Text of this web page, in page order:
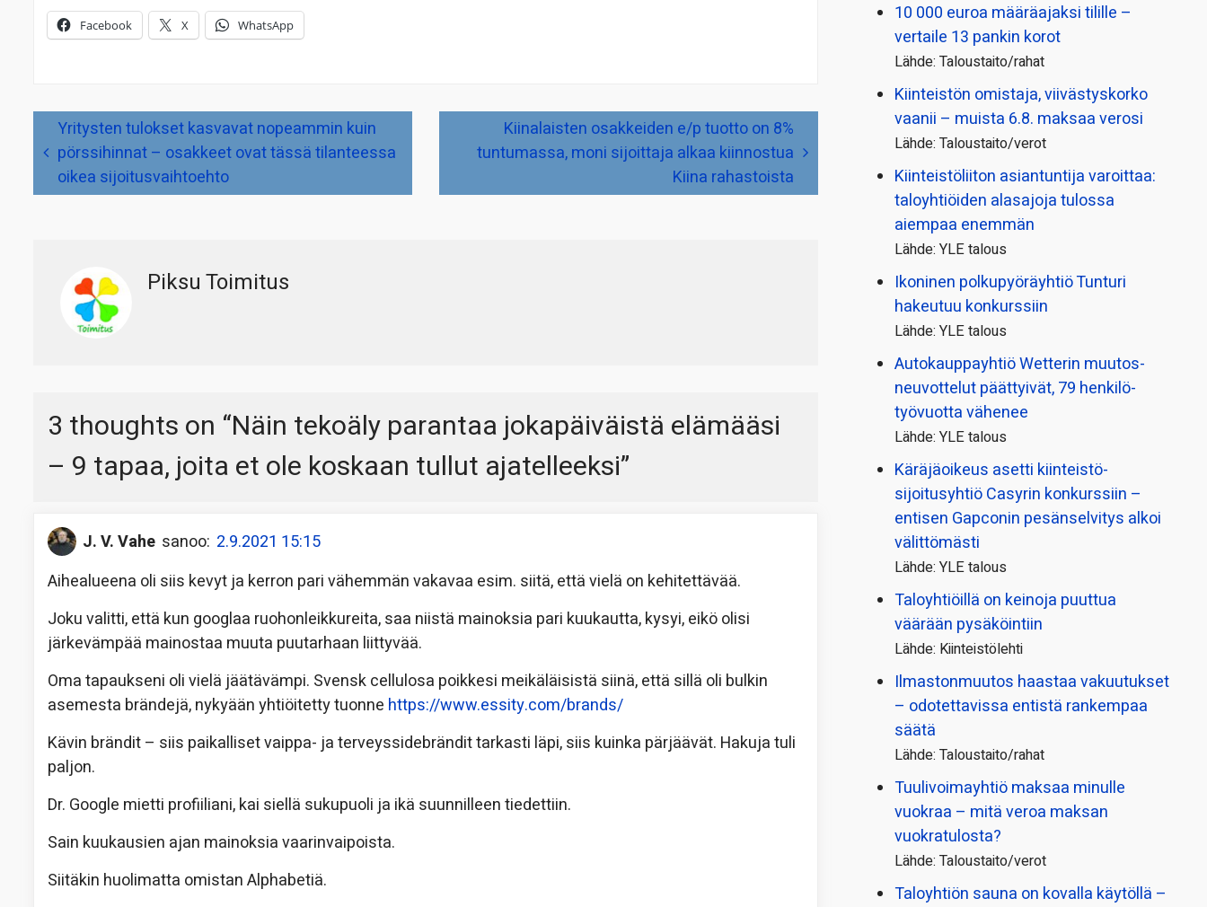
Facebook X WhatsApp
Artikkelien
selausYritysten tulokset kasvavat nopeammin kuin
pörssihinnat – osakkeet ovat tässä tilanteessa
oikea sijoitusvaihtoehto
Kiinalaisten osakkeiden e/p tuotto on 8%
tuntumassa, moni sijoittaja alkaa kiinnostua
Kiina rahastoista
Piksu Toimitus
3 thoughts on “Näin tekoäly parantaa jokapäiväistä elämääsi
– 9 tapaa, joita et ole koskaan tullut ajatelleeksi”
J. V. Vahe sanoo: 2.9.2021 15:15
Aihealueena oli siis kevyt ja kerron pari vähemmän vakavaa esim. siitä, että vielä on kehitettävää.
Joku valitti, että kun googlaa ruohonleikkureita, saa niistä mainoksia pari kuukautta, kysyi, eikö olisi
järkevämpää mainostaa muuta puutarhaan liittyvää.
Oma tapaukseni oli vielä jäätävämpi. Svensk cellulosa poikkesi meikäläisistä siinä, että sillä oli bulkin
asemesta brändejä, nykyään yhtiöitetty tuonne https://www.essity.com/brands/
Kävin brändit – siis paikalliset vaippa- ja terveyssidebrändit tarkasti läpi, siis kuinka pärjäävät. Hakuja tuli
paljon.
Dr. Google mietti profiiliani, kai siellä sukupuoli ja ikä suunnilleen tiedettiin.
Sain kuukausien ajan mainoksia vaarinvaipoista.
Siitäkin huolimatta omistan Alphabetiä.
10 000 euroa määräajaksi tilille –
vertaile 13 pankin korot
Lähde: Taloustaito/rahat
Kiinteistön omistaja, viivästyskorko
vaanii – muista 6.8. maksaa verosi
Lähde: Taloustaito/verot
Kiinteistö­liiton asiantuntija varoittaa:
taloyhtiöiden alasajoja tulossa
aiempaa enemmän
Lähde: YLE talous
Ikoninen polkupyörä­yhtiö Tunturi
hakeutuu konkurssiin
Lähde: YLE talous
Autokauppayhtiö Wetterin muutos­
neuvottelut päättyivät, 79 henkilö­
työvuotta vähenee
Lähde: YLE talous
Käräjäoikeus asetti kiinteistö­
sijoitusyhtiö Casyrin konkurssiin –
entisen Gapconin pesänselvitys alkoi
välittömästi
Lähde: YLE talous
Taloyhtiöillä on keinoja puuttua
väärään pysäköintiin
Lähde: Kiinteistölehti
Ilmastonmuutos haastaa vakuutukset
– odotettavissa entistä rankempaa
säätä
Lähde: Taloustaito/rahat
Tuulivoimayhtiö maksaa minulle
vuokraa – mitä veroa maksan
vuokratulosta?
Lähde: Taloustaito/verot
Taloyhtiön sauna on kovalla käytöllä –